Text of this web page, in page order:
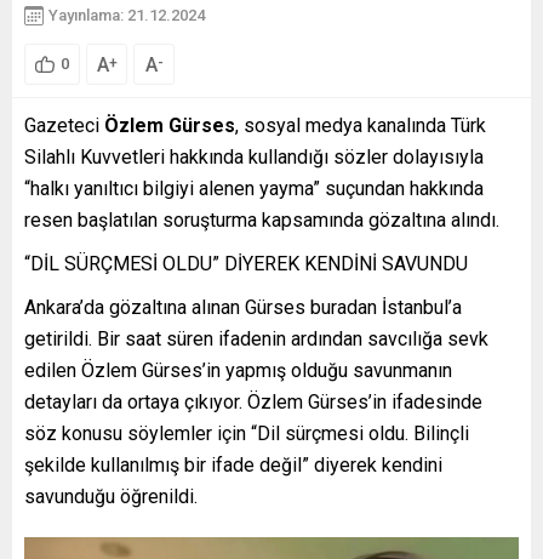
Yayınlama: 21.12.2024
0 A+ A-
Gazeteci Özlem Gürses, sosyal medya kanalında Türk
Silahlı Kuvvetleri hakkında kullandığı sözler dolayısıyla
“halkı yanıltıcı bilgiyi alenen yayma” suçundan hakkında
resen başlatılan soruşturma kapsamında gözaltına alındı.
“DİL SÜRÇMESİ OLDU” DİYEREK KENDİNİ SAVUNDU
Ankara’da gözaltına alınan Gürses buradan İstanbul’a
getirildi. Bir saat süren ifadenin ardından savcılığa sevk
edilen Özlem Gürses’in yapmış olduğu savunmanın
detayları da ortaya çıkıyor. Özlem Gürses’in ifadesinde
söz konusu söylemler için “Dil sürçmesi oldu. Bilinçli
şekilde kullanılmış bir ifade değil” diyerek kendini
savunduğu öğrenildi.